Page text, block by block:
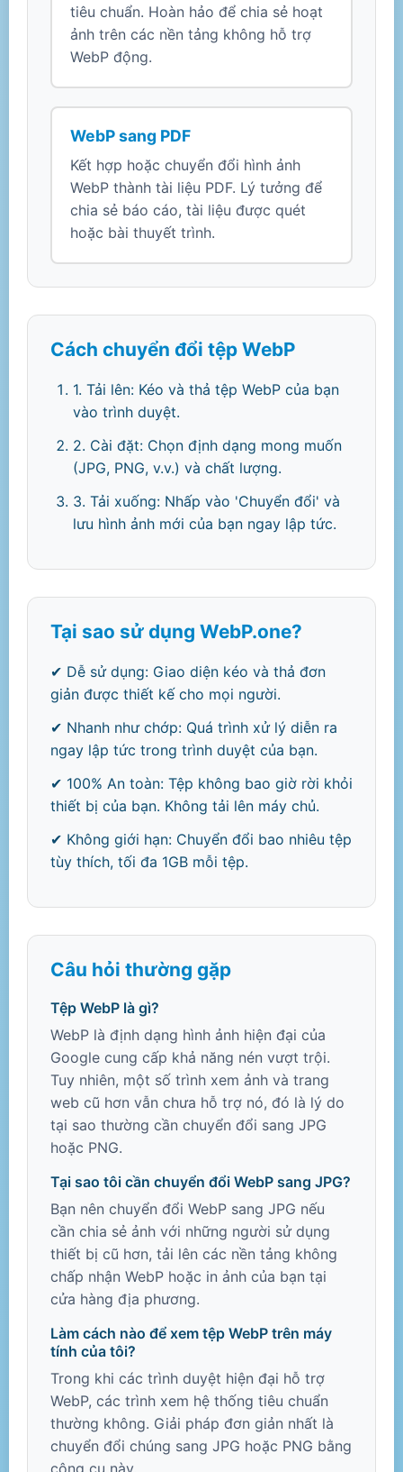
tiêu chuẩn. Hoàn hảo để chia sẻ hoạt
ảnh trên các nền tảng không hỗ trợ
WebP động.
WebP sang PDF
Kết hợp hoặc chuyển đổi hình ảnh
WebP thành tài liệu PDF. Lý tưởng để
chia sẻ báo cáo, tài liệu được quét
hoặc bài thuyết trình.
Cách chuyển đổi tệp WebP
1. Tải lên: Kéo và thả tệp WebP của bạn
vào trình duyệt.
2. Cài đặt: Chọn định dạng mong muốn
(JPG, PNG, v.v.) và chất lượng.
3. Tải xuống: Nhấp vào 'Chuyển đổi' và
lưu hình ảnh mới của bạn ngay lập tức.
Tại sao sử dụng WebP.one?
✔ Dễ sử dụng: Giao diện kéo và thả đơn
giản được thiết kế cho mọi người.
✔ Nhanh như chớp: Quá trình xử lý diễn ra
ngay lập tức trong trình duyệt của bạn.
✔ 100% An toàn: Tệp không bao giờ rời khỏi
thiết bị của bạn. Không tải lên máy chủ.
✔ Không giới hạn: Chuyển đổi bao nhiêu tệp
tùy thích, tối đa 1GB mỗi tệp.
Câu hỏi thường gặp
Tệp WebP là gì?
WebP là định dạng hình ảnh hiện đại của
Google cung cấp khả năng nén vượt trội.
Tuy nhiên, một số trình xem ảnh và trang
web cũ hơn vẫn chưa hỗ trợ nó, đó là lý do
tại sao thường cần chuyển đổi sang JPG
hoặc PNG.
Tại sao tôi cần chuyển đổi WebP sang JPG?
Bạn nên chuyển đổi WebP sang JPG nếu
cần chia sẻ ảnh với những người sử dụng
thiết bị cũ hơn, tải lên các nền tảng không
chấp nhận WebP hoặc in ảnh của bạn tại
cửa hàng địa phương.
Làm cách nào để xem tệp WebP trên máy
tính của tôi?
Trong khi các trình duyệt hiện đại hỗ trợ
WebP, các trình xem hệ thống tiêu chuẩn
thường không. Giải pháp đơn giản nhất là
chuyển đổi chúng sang JPG hoặc PNG bằng
công cụ này.